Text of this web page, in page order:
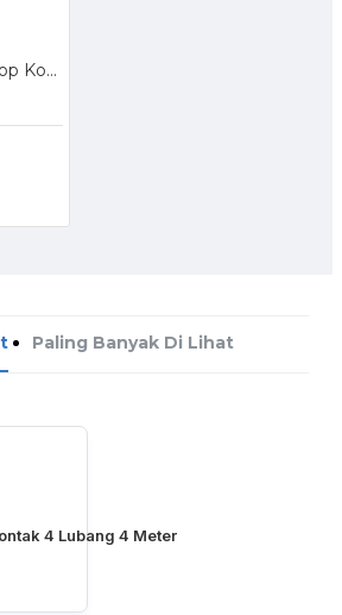
Kenmaster F1 Stop Kontak 4 Lubang Switch
Paling Banyak Di Lihat
4 Lubang 4 Meter